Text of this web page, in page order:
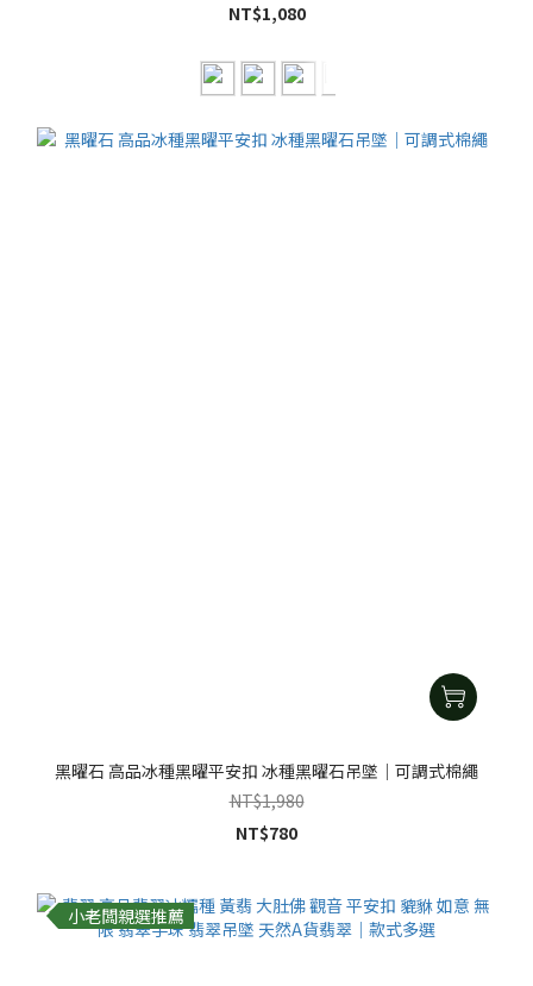
NT$1,080
黑曜石 高品冰種黑曜平安扣 冰種黑曜石吊墜｜可調式棉繩
NT$1,980
NT$780
小老闆親選推薦